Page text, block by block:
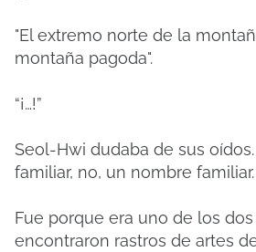
"El extremo norte de la
montaña pagoda".
“¡…!”
Seol-Hwi dudaba de sus oídos.
familiar, no, un nombre familiar.
Fue porque era uno de los
encontraron rastros de artes